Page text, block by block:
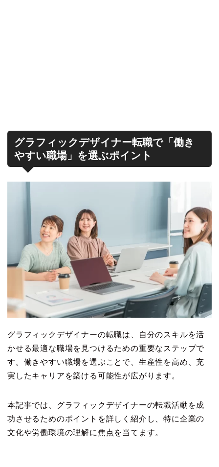
グラフィックデザイナー転職で「働き
やすい職場」を選ぶポイント
グラフィックデザイナーの転職は、自分のスキルを活
かせる最適な職場を見つけるための重要なステップで
す。働きやすい職場を選ぶことで、生産性を高め、充
実したキャリアを築ける可能性が広がります。
本記事では、グラフィックデザイナーの転職活動を成
功させるためのポイントを詳しく紹介し、特に企業の
文化や労働環境の理解に焦点を当てます。